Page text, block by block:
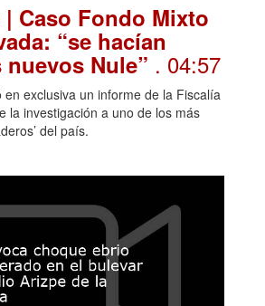
Caso Fondo Mixto
“se hacían
Nule” . 04:57
en exclusiva un informe de la Fiscalía
la investigación a uno de los más
del país.